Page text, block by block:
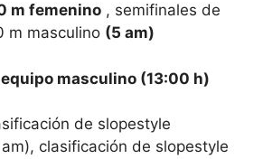
m femenino , semifinales de
m masculino (5 am)
masculino (13:00 h)
de slopestyle
clasificación de slopestyle